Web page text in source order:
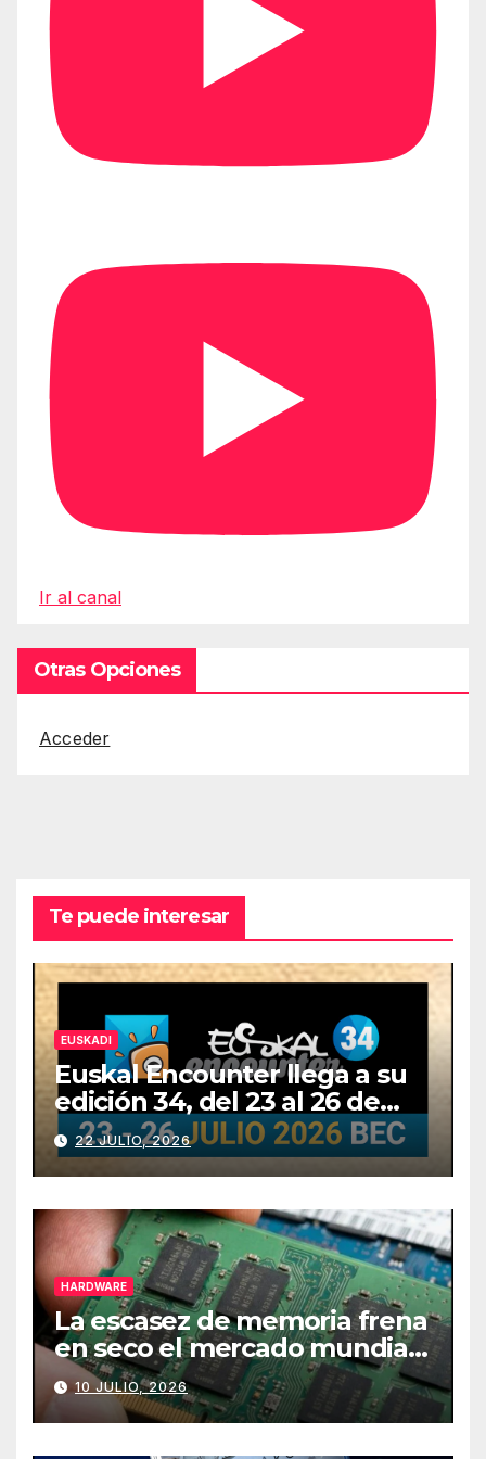
Ir al canal
Otras Opciones
Acceder
Te puede interesar
EUSKADI
Euskal Encounter llega a su
edición 34, del 23 al 26 de
julio
22 JULIO, 2026
HARDWARE
La escasez de memoria frena
en seco el mercado mundial
de PCs
10 JULIO, 2026